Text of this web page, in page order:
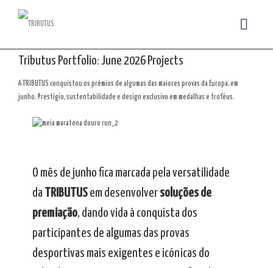
Tributus Portfolio: June 2026 Projects
A TRIBUTUS conquistou os prémios de algumas das maiores provas da Europa, em
junho. Prestígio, sustentabilidade e design exclusivo em medalhas e troféus.
O mês de junho fica marcada pela versatilidade
da
TRIBUTUSem desenvolver soluções de
premiação, dando vida à conquista dos
participantes de algumas das provas
desportivas mais exigentes e icónicas do